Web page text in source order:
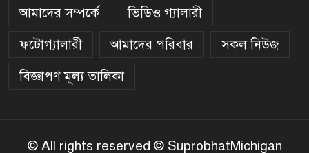
মৌলভীবাজারে কৃষকদের বিক্ষোভ
১৪
প্রধানমন্ত্রীকে নিয়ে পোস্টের জেরে পদ
আমাদের সম্পর্কে
ভিডিও গ্যালারী
ফটোগ্যালারী
আমাদের পরিবার
সকল নিউজ
বিজ্ঞাপণ মূল্য তালিকা
© All rights reserved © SuprobhatMichigan